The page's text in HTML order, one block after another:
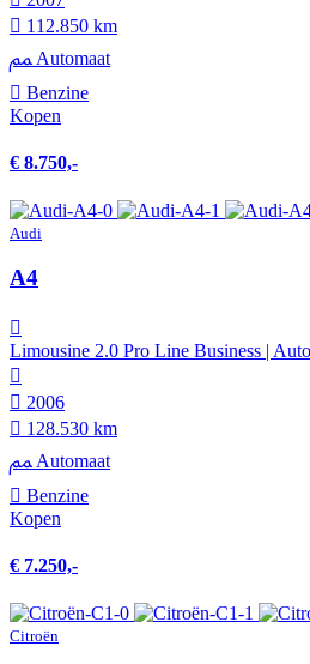
112.850 km
Automaat
Benzine
Kopen
€ 8.750,-
Audi
A4
Limousine 2.0 Pro Line Business |
2006
128.530 km
Automaat
Benzine
Kopen
€ 7.250,-
Citroën